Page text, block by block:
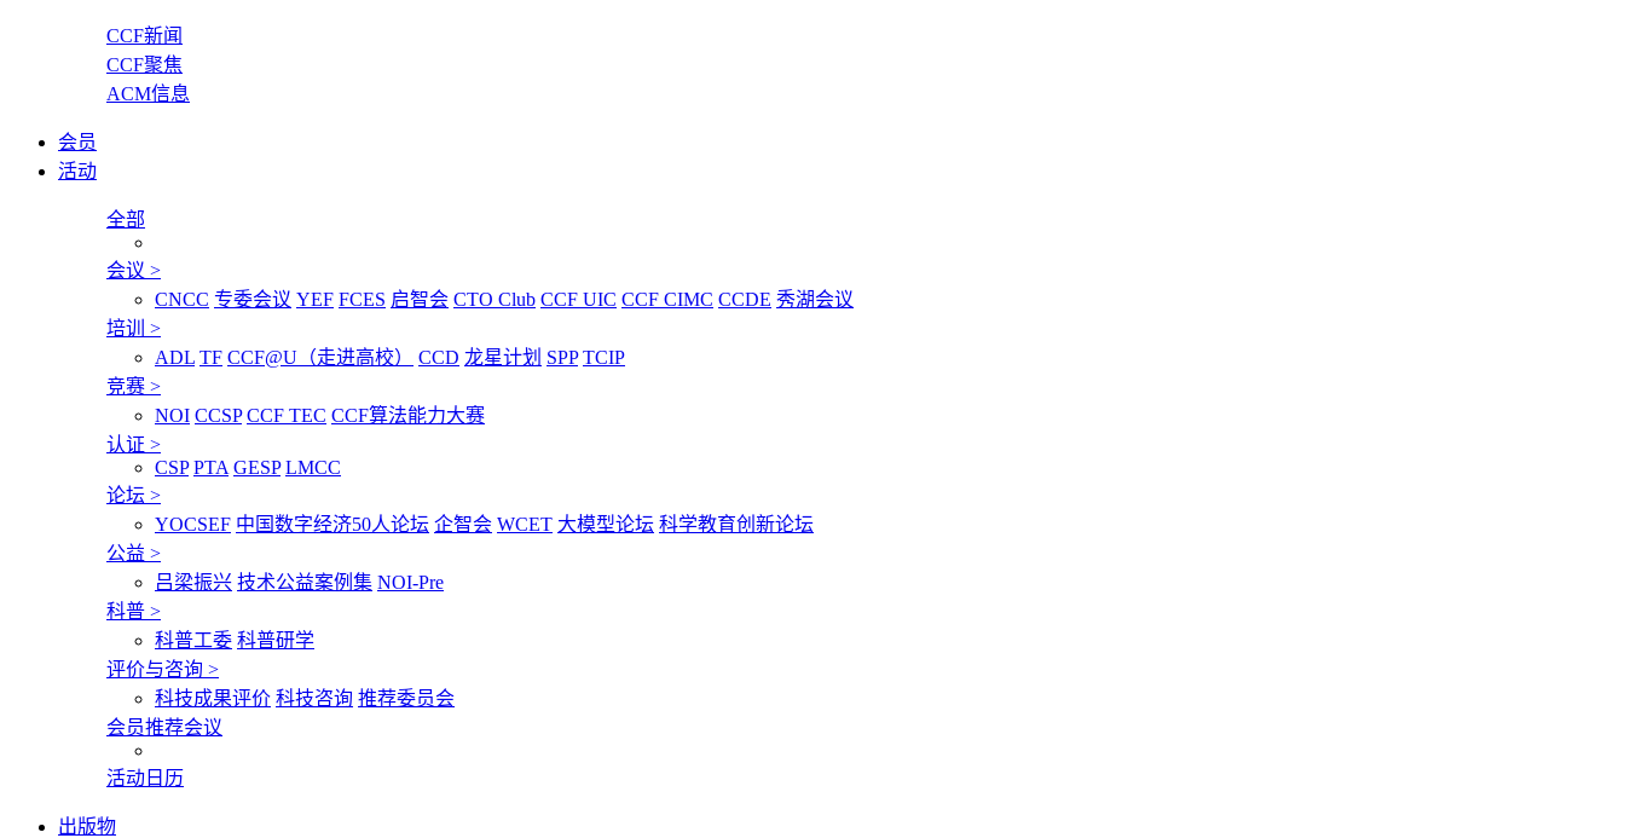
CCF新闻
CCF聚焦
ACM信息
会员
活动
全部
会议 >
CNCC 专委会议 YEF FCES 启智会 CTO Club CCF UIC CCF CIMC CCDE 秀湖会议
培训 >
ADL TF CCF@U（走进高校） CCD 龙星计划 SPP TCIP
竞赛 >
NOI CCSP CCF TEC CCF算法能力大赛
认证 >
CSP PTA GESP LMCC
论坛 >
YOCSEF 中国数字经济50人论坛 企智会 WCET 大模型论坛 科学教育创新论坛
公益 >
吕梁振兴 技术公益案例集 NOI-Pre
科普 >
科普工委 科普研学
评价与咨询 >
科技成果评价 科技咨询 推荐委员会
会员推荐会议
活动日历
出版物